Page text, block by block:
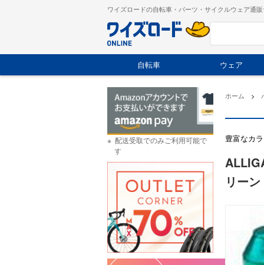
ワイズロードの自転車・パーツ・サイクルウェア通
自転車 ウェア
ホーム >
豊富なカ
リー
配送受取でのみご利用可能で
す